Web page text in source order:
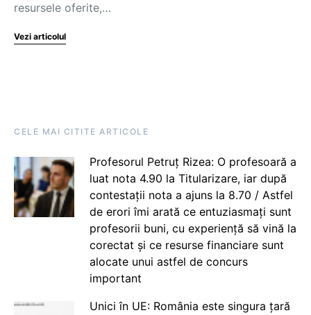
resursele oferite,…
Vezi articolul
CELE MAI CITITE ARTICOLE
Profesorul Petruț Rizea: O profesoară a
luat nota 4.90 la Titularizare, iar după
contestații nota a ajuns la 8.70 / Astfel
de erori îmi arată ce entuziasmați sunt
profesorii buni, cu experiență să vină la
corectat și ce resurse financiare sunt
alocate unui astfel de concurs
important
Unici în UE: România este singura țară